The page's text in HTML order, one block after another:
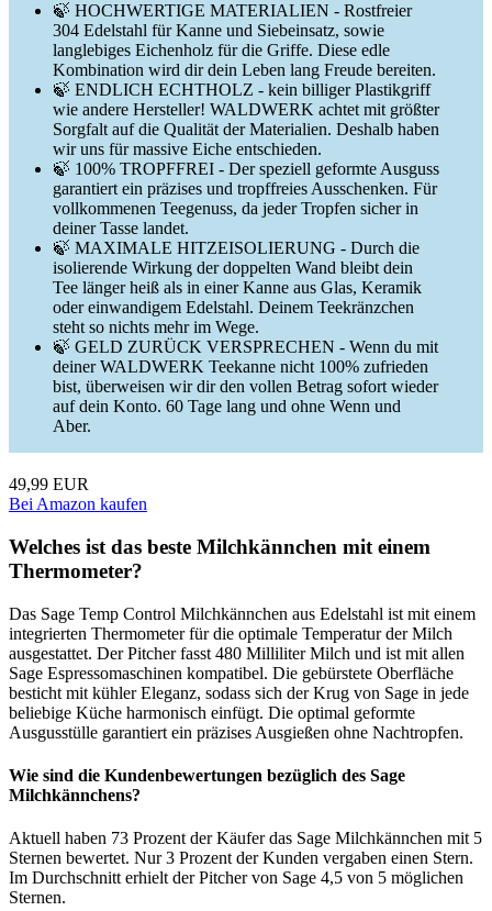
🍃 HOCHWERTIGE MATERIALIEN - Rostfreier
304 Edelstahl für Kanne und Siebeinsatz, sowie
langlebiges Eichenholz für die Griffe. Diese edle
Kombination wird dir dein Leben lang Freude bereiten.
🍃 ENDLICH ECHTHOLZ - kein billiger Plastikgriff
wie andere Hersteller! WALDWERK achtet mit größter
Sorgfalt auf die Qualität der Materialien. Deshalb haben
wir uns für massive Eiche entschieden.
🍃 100% TROPFFREI - Der speziell geformte Ausguss
garantiert ein präzises und tropffreies Ausschenken. Für
vollkommenen Teegenuss, da jeder Tropfen sicher in
deiner Tasse landet.
🍃 MAXIMALE HITZEISOLIERUNG - Durch die
isolierende Wirkung der doppelten Wand bleibt dein
Tee länger heiß als in einer Kanne aus Glas, Keramik
oder einwandigem Edelstahl. Deinem Teekränzchen
steht so nichts mehr im Wege.
🍃 GELD ZURÜCK VERSPRECHEN - Wenn du mit
deiner WALDWERK Teekanne nicht 100% zufrieden
bist, überweisen wir dir den vollen Betrag sofort wieder
auf dein Konto. 60 Tage lang und ohne Wenn und
Aber.
49,99 EUR
Bei Amazon kaufen
Welches ist das beste Milchkännchen mit einem
Thermometer?
Das Sage Temp Control Milchkännchen aus Edelstahl ist mit einem
integrierten Thermometer für die optimale Temperatur der Milch
ausgestattet. Der Pitcher fasst 480 Milliliter Milch und ist mit allen
Sage Espressomaschinen kompatibel. Die gebürstete Oberfläche
besticht mit kühler Eleganz, sodass sich der Krug von Sage in jede
beliebige Küche harmonisch einfügt. Die optimal geformte
Ausgusstülle garantiert ein präzises Ausgießen ohne Nachtropfen.
Wie sind die Kundenbewertungen bezüglich des Sage
Milchkännchens?
Aktuell haben 73 Prozent der Käufer das Sage Milchkännchen mit 5
Sternen bewertet. Nur 3 Prozent der Kunden vergaben einen Stern.
Im Durchschnitt erhielt der Pitcher von Sage 4,5 von 5 möglichen
Sternen.